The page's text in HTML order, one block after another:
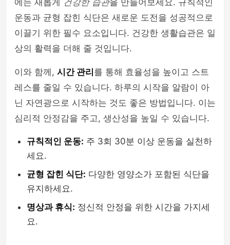
에는 새롭게 건강한 습관을 만들어보세요. 규칙적인
운동과 균형 잡힌 식단은 새로운 도전을 성공적으로
이끌기 위한 필수 요소입니다. 건강한 생활습관은 일
상의 활력을 더해 줄 것입니다.
이와 함께, 시간 관리 를 통해 효율성을 높이고 스트
레스를 줄일 수 있습니다. 하루의 시작을 알람이 아
닌 자연광으로 시작하는 것도 좋은 방법입니다. 이는
심리적 안정감을 주고, 생산성을 높일 수 있습니다.
규칙적인 운동: 주 3회 30분 이상 운동을 실천하
세요.
균형 잡힌 식단: 다양한 영양소가 포함된 식단을
유지하세요.
명상과 휴식: 정신적 안정을 위한 시간을 가지세
요.